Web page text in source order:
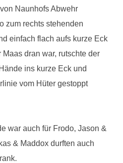
Naunhofs Abwehr
zum rechts stehenden
einfach flach aufs kurze Eck
dran war, rutschte der
ins kurze Eck und
vom Hüter gestoppt
war auch für Frodo, Jason &
& Maddox durften auch